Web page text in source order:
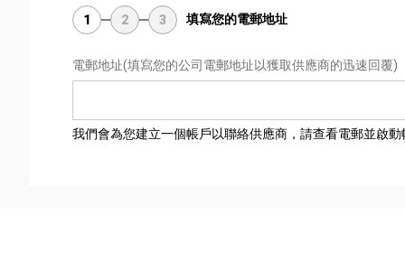
1 2 3 填寫您的電郵地址
電郵地址(填寫您的公司電郵地址以獲取供應商的迅速回覆)
我們會為您建立一個帳戶以聯絡供應商，請查看電郵並啟動